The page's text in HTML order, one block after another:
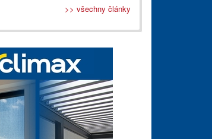
>> všechny články